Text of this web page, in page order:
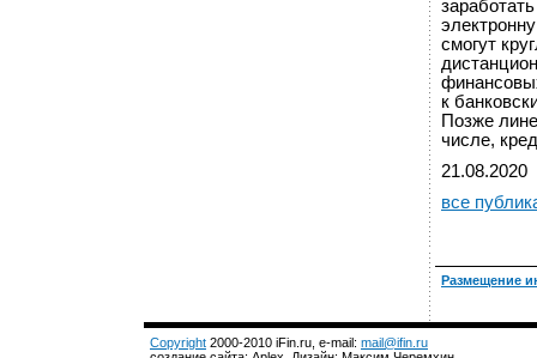
смогут
к
Позже
числе,
21.08.2020
все
Размещение
Copyright 2000-2010 iFin.ru, e-mail: mail@ifin.ru